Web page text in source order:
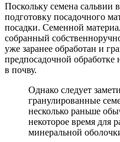
Поскольку семена сальвии
подготовку посадочного
посадки. Семенной
собранный
уже заранее обработан и
предпосадочной обработке
в почву.
Однако следует
гранулированные
несколько раньше
некоторое время для
минеральной